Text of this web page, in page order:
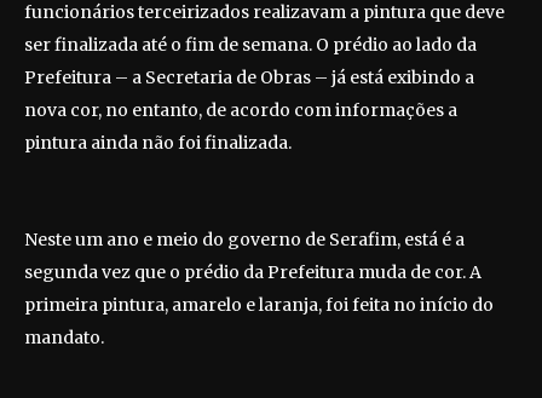
funcionários terceirizados realizavam a pintura que deve
ser finalizada até o fim de semana. O prédio ao lado da
Prefeitura – a Secretaria de Obras – já está exibindo a
nova cor, no entanto, de acordo com informações a
pintura ainda não foi finalizada.
Neste um ano e meio do governo de Serafim, está é a
segunda vez que o prédio da Prefeitura muda de cor. A
primeira pintura, amarelo e laranja, foi feita no início do
mandato.